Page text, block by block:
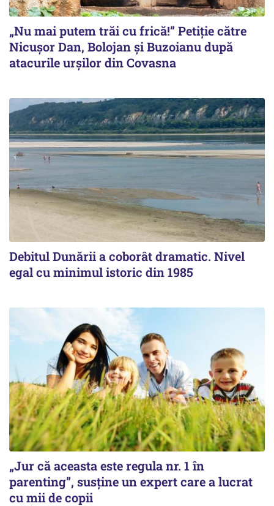
„Nu mai putem trăi cu frică!” Petiție către
Nicușor Dan, Bolojan și Buzoianu după
atacurile urșilor din Covasna
Debitul Dunării a coborât dramatic. Nivel
egal cu minimul istoric din 1985
„Jur că aceasta este regula nr. 1 în
parenting”, susține un expert care a lucrat
cu mii de copii